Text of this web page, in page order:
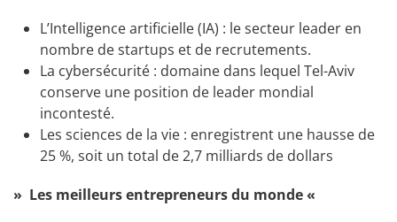
L’Intelligence artificielle (IA) : le secteur leader en
nombre de startups et de recrutements.
La cybersécurité : domaine dans lequel Tel-Aviv
conserve une position de leader mondial
incontesté.
Les sciences de la vie : enregistrent une hausse de
25 %, soit un total de 2,7 milliards de dollars
» Les meilleurs entrepreneurs du monde«